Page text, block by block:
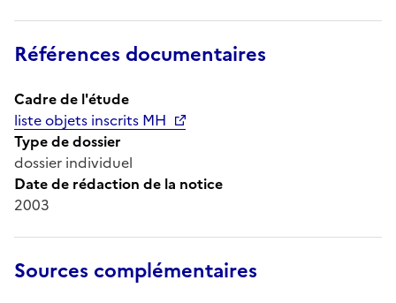
Références documentaires
Cadre de l'étude
liste objets inscrits MH
Type de dossier
dossier individuel
Date de rédaction de la notice
2003
Sources complémentaires